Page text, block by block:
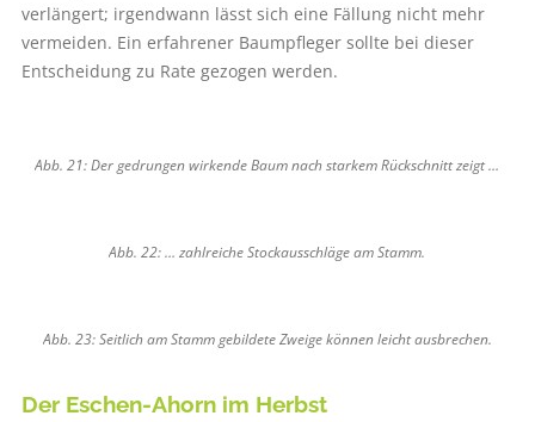
verlängert; irgendwann lässt sich eine Fällung nicht mehr
vermeiden. Ein erfahrener Baumpfleger sollte bei dieser
Entscheidung zu Rate gezogen werden.
Abb. 21: Der gedrungen wirkende Baum nach starkem Rückschnitt zeigt …
Abb. 22: … zahlreiche Stockausschläge am Stamm.
Abb. 23: Seitlich am Stamm gebildete ­Zweige können leicht ausbrechen.
Der Eschen-Ahorn im Herbst